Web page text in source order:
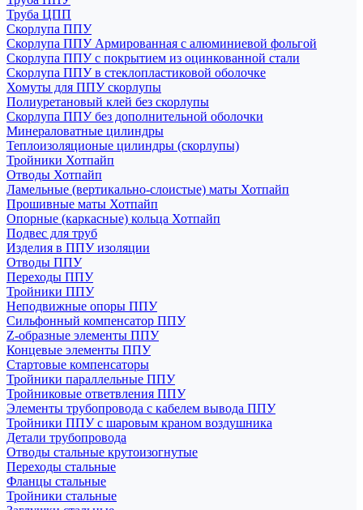
Труба ЦПП
Скорлупа ППУ
Скорлупа ППУ Армированная с алюминиевой фольгой
Скорлупа ППУ с покрытием из оцинкованной стали
Скорлупа ППУ в стеклопластиковой оболочке
Хомуты для ППУ скорлупы
Полиуретановый клей без скорлупы
Скорлупа ППУ без дополнительной оболочки
Минераловатные цилиндры
Теплоизоляционые цилиндры (скорлупы)
Тройники Хотпайп
Отводы Хотпайп
Ламельные (вертикально-слоистые) маты Хотпайп
Прошивные маты Хотпайп
Опорные (каркасные) кольца Хотпайп
Подвес для труб
Изделия в ППУ изоляции
Отводы ППУ
Переходы ППУ
Тройники ППУ
Неподвижные опоры ППУ
Cильфонный компенсатор ППУ
Z-образные элементы ППУ
Концевые элементы ППУ
Стартовые компенсаторы
Тройники параллельные ППУ
Тройниковые ответвления ППУ
Элементы трубопровода с кабелем вывода ППУ
Тройники ППУ с шаровым краном воздушника
Детали трубопровода
Отводы стальные крутоизогнутые
Переходы стальные
Фланцы стальные
Тройники стальные